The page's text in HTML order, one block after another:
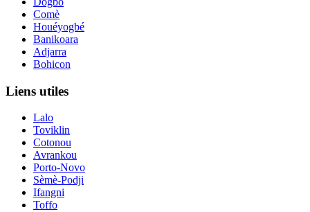
Comè
Houéyogbé
Banikoara
Adjarra
Bohicon
Liens utiles
Lalo
Toviklin
Cotonou
Avrankou
Porto-Novo
Sèmè-Podji
Ifangni
Toffo